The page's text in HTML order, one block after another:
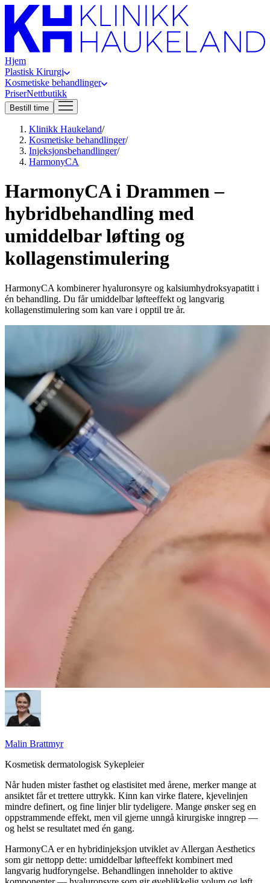
Hjem
Plastisk Kirurgi
Kosmetiske behandlinger
PriserNettbutikk
Bestill time
Klinikk Haukeland/
Kosmetiske behandlinger/
Injeksjonsbehandlinger/
HarmonyCA
HarmonyCA i Drammen –
hybridbehandling med
umiddelbar løfting og
kollagenstimulering
HarmonyCA kombinerer hyaluronsyre og kalsiumhydroksyapatitt i
én behandling. Du får umiddelbar løfteeffekt og langvarig
kollagenstimulering som kan vare i opptil tre år.
Malin Brattmyr
Kosmetisk dermatologisk Sykepleier
Når huden mister fasthet og elastisitet med årene, merker mange at
ansiktet får et trettere uttrykk. Kinn kan virke flatere, kjevelinjen
mindre definert, og fine linjer blir tydeligere. Mange ønsker seg en
oppstrammende effekt, men vil gjerne unngå kirurgiske inngrep —
og helst se resultatet med én gang.
HarmonyCA er en hybridinjeksjon utviklet av Allergan Aesthetics
som gir nettopp dette: umiddelbar løfteeffekt kombinert med
langvarig hudforyngelse. Behandlingen inneholder to aktive